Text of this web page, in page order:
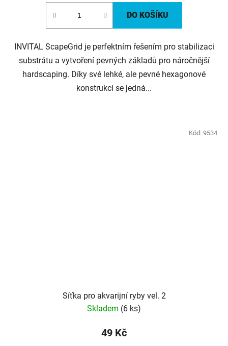
DO KOŠÍKU
INVITAL ScapeGrid je perfektním řešením pro stabilizaci
substrátu a vytvoření pevných základů pro náročnější
hardscaping. Díky své lehké, ale pevné hexagonové
konstrukci se jedná...
Síťka pro akvarijní ryby vel. 2
Skladem (6 ks)
49 Kč
Kód: 9534